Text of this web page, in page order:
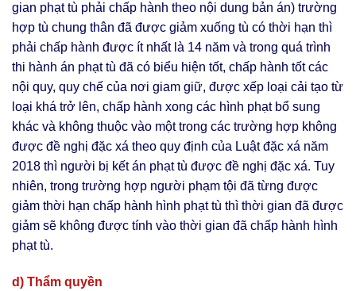
gian phạt tù phải chấp hành theo nội dung bản án) trường
hợp tù chung thân đã được giảm xuống tù có thời hạn thì
phải chấp hành được ít nhất là 14 năm và trong quá trình
thi hành án phạt tù đã có biểu hiện tốt, chấp hành tốt các
nội quy, quy chế của nơi giam giữ, được xếp loại cải tạo từ
loại khá trở lên, chấp hành xong các hình phạt bổ sung
khác và không thuộc vào một trong các trường hợp không
được đề nghị đặc xá theo quy định của Luật đặc xá năm
2018 thì người bị kết án phạt tù được đề nghị đặc xá. Tuy
nhiên, trong trường hợp người phạm tội đã từng được
giảm thời hạn chấp hành hình phạt tù thì thời gian đã được
giảm sẽ không được tính vào thời gian đã chấp hành hình
phạt tù.
d) Thẩm quyền